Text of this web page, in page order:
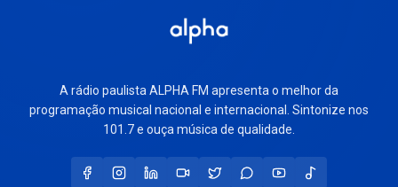
A rádio paulista ALPHA FM apresenta o melhor da
programação musical nacional e internacional. Sintonize nos
101.7 e ouça música de qualidade.